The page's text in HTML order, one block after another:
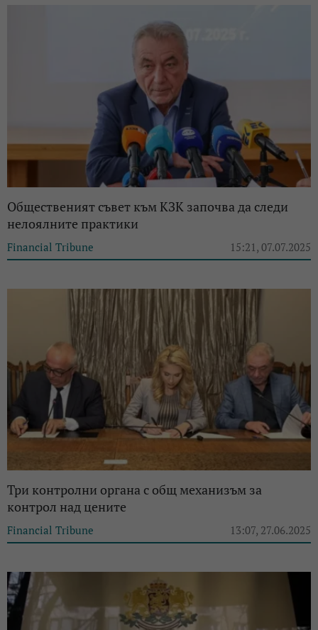
Общественият съвет към КЗК започва да следи
нелоялните практики
Financial Tribune 15:21, 07.07.2025
Три контролни органа с общ механизъм за
контрол над цените
Financial Tribune 13:07, 27.06.2025